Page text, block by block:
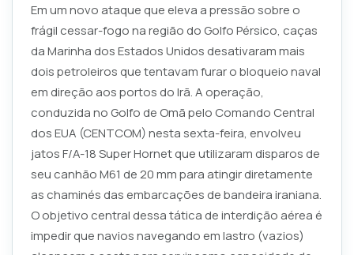
Em um novo ataque que eleva a pressão sobre o
frágil cessar-fogo na região do Golfo Pérsico, caças
da Marinha dos Estados Unidos desativaram mais
dois petroleiros que tentavam furar o bloqueio naval
em direção aos portos do Irã. A operação,
conduzida no Golfo de Omã pelo Comando Central
dos EUA (CENTCOM) nesta sexta-feira, envolveu
jatos F/A-18 Super Hornet que utilizaram disparos de
seu canhão M61 de 20 mm para atingir diretamente
as chaminés das embarcações de bandeira iraniana.
O objetivo central dessa tática de interdição aérea é
impedir que navios navegando em lastro (vazios)